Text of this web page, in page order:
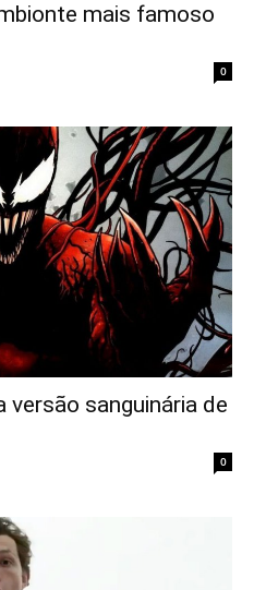
mais famoso
0
versão sanguinária de
0